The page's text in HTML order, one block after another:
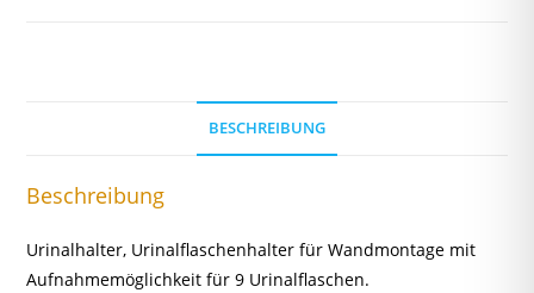
BESCHREIBUNG
Beschreibung
Urinalhalter, Urinalflaschenhalter für Wandmontage mit
Aufnahmemöglichkeit für 9 Urinalflaschen.